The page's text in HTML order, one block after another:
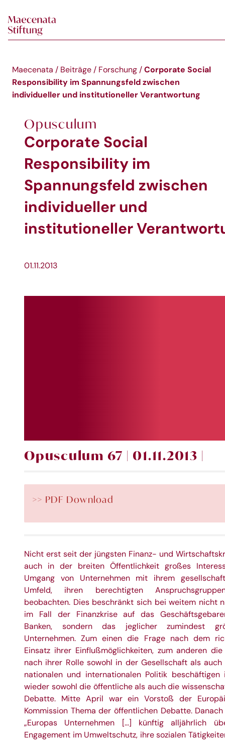
Maecenata / Beiträge / Forschung / Corporate Social
Responsibility im Spannungsfeld zwischen
individueller und institutioneller Verantwortung
Opusculum
Corporate Social
Responsibility im
Spannungsfeld zwischen
individueller und
institutioneller
01.11.2013
Opusculum 67 | 01.11.2013 |
>> PDF Download
Nicht erst seit der jüngsten Finanz- und
auch in der breiten Öffentlichkeit großes
Umgang von Unternehmen mit ihrem
Umfeld, ihren berechtigten
beobachten. Dies beschränkt sich bei weitem nicht
im Fall der Finanzkrise auf das
Banken, sondern das jeglicher zumindest
Unternehmen. Zum einen die Frage nach dem
Einsatz ihrer Einflußmöglichkeiten, zum anderen die
nach ihrer Rolle sowohl in der Gesellschaft als
nationalen und internationalen Politik beschäftigen
wieder sowohl die öffentliche als auch die
Debatte. Mitte April war ein Vorstoß der
Kommission Thema der öffentlichen Debatte.
„Europas Unternehmen […] künftig alljährlich
Engagement im Umweltschutz, ihre sozialen